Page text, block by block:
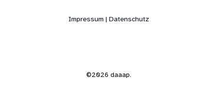
Impressum | Datenschutz
©2026 daaap.